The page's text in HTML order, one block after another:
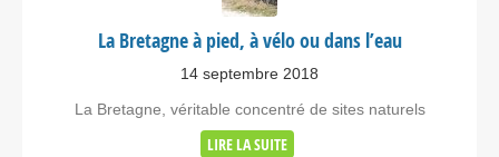
La Bretagne à pied, à vélo ou dans l’eau
14 septembre 2018
La Bretagne, véritable concentré de sites naturels
LIRE LA SUITE